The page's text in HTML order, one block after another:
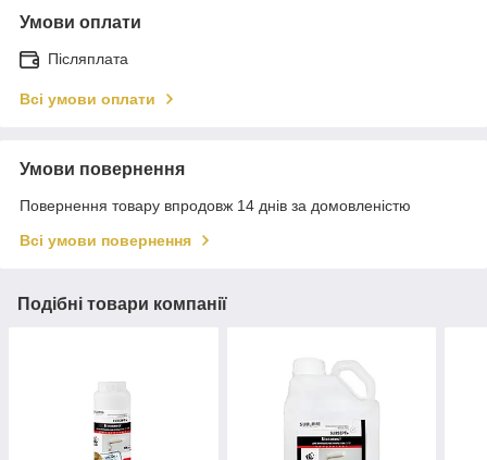
Умови оплати
Післяплата
Всі умови оплати
Умови повернення
Повернення товару впродовж 14 днів за домовленістю
Всі умови повернення
Подібні товари компанії